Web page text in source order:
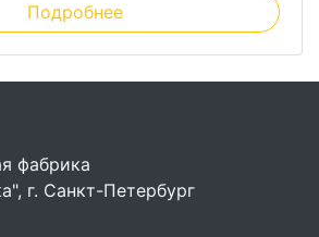
Подробнее
фабрика
г. Санкт-Петербург